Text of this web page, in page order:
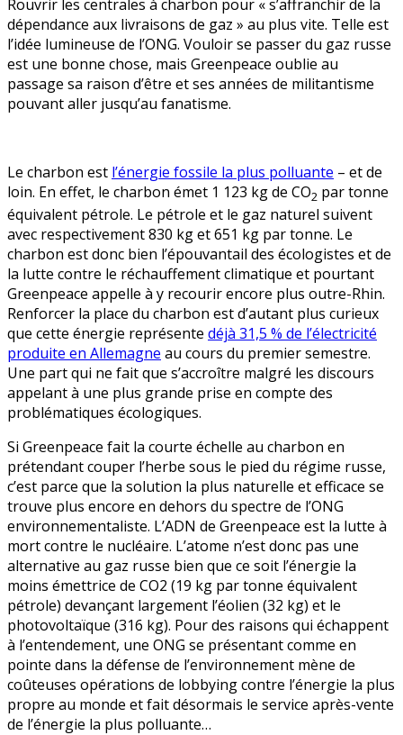
Rouvrir les centrales à charbon pour « s’affranchir de la
dépendance aux livraisons de gaz » au plus vite. Telle est
l’idée lumineuse de l’ONG. Vouloir se passer du gaz russe
est une bonne chose, mais Greenpeace oublie au
passage sa raison d’être et ses années de militantisme
pouvant aller jusqu’au fanatisme.
Le charbon est l’énergie fossile la plus polluante – et de
loin. En effet, le charbon émet 1 123 kg de CO2 par tonne
équivalent pétrole. Le pétrole et le gaz naturel suivent
avec respectivement 830 kg et 651 kg par tonne. Le
charbon est donc bien l’épouvantail des écologistes et de
la lutte contre le réchauffement climatique et pourtant
Greenpeace appelle à y recourir encore plus outre-Rhin.
Renforcer la place du charbon est d’autant plus curieux
que cette énergie représente déjà 31,5 % de l’électricité
produite en Allemagne au cours du premier semestre.
Une part qui ne fait que s’accroître malgré les discours
appelant à une plus grande prise en compte des
problématiques écologiques.
Si Greenpeace fait la courte échelle au charbon en
prétendant couper l’herbe sous le pied du régime russe,
c’est parce que la solution la plus naturelle et efficace se
trouve plus encore en dehors du spectre de l’ONG
environnementaliste. L’ADN de Greenpeace est la lutte à
mort contre le nucléaire. L’atome n’est donc pas une
alternative au gaz russe bien que ce soit l’énergie la
moins émettrice de CO2 (19 kg par tonne équivalent
pétrole) devançant largement l’éolien (32 kg) et le
photovoltaïque (316 kg). Pour des raisons qui échappent
à l’entendement, une ONG se présentant comme en
pointe dans la défense de l’environnement mène de
coûteuses opérations de lobbying contre l’énergie la plus
propre au monde et fait désormais le service après-vente
de l’énergie la plus polluante…